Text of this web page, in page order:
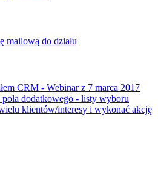
mailową do działu
CRM - Webinar z 7 marca 2017
dodatkowego - listy wyboru
klientów/interesy i wykonać akcję